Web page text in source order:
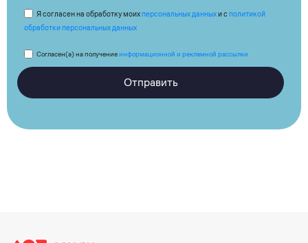
Я согласен на обработку моих персональных данныхи с политикой
обработки персональных данных
Согласен(а) на получениеинформационной и рекламной рассылки
Отправить